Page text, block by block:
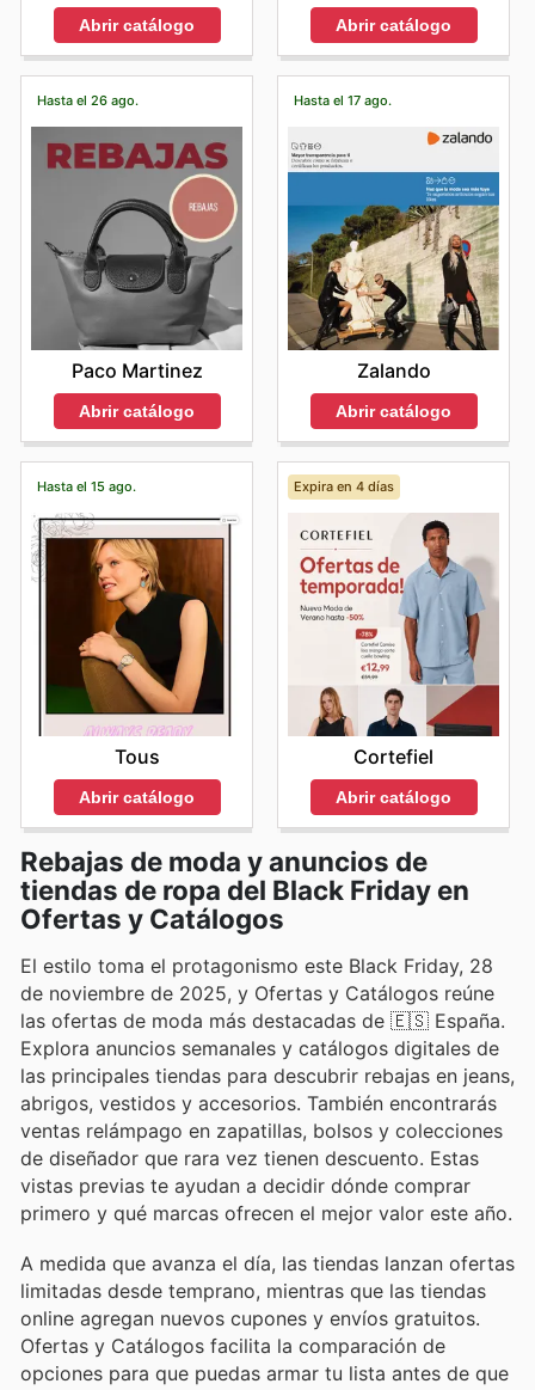
Abrir catálogo Abrir catálogo
Hasta el 26 ago.
Paco Martinez
Abrir catálogo
Hasta el 17 ago.
Zalando
Abrir catálogo
Hasta el 15 ago.
Tous
Abrir catálogo
Expira en 4 días
Cortefiel
Abrir catálogo
Rebajas de moda y anuncios de
tiendas de ropa del Black Friday en
Ofertas y Catálogos
El estilo toma el protagonismo este Black Friday, 28
de noviembre de 2025, y Ofertas y Catálogos reúne
las ofertas de moda más destacadas de 🇪🇸 España.
Explora anuncios semanales y catálogos digitales de
las principales tiendas para descubrir rebajas en jeans,
abrigos, vestidos y accesorios. También encontrarás
ventas relámpago en zapatillas, bolsos y colecciones
de diseñador que rara vez tienen descuento. Estas
vistas previas te ayudan a decidir dónde comprar
primero y qué marcas ofrecen el mejor valor este año.
A medida que avanza el día, las tiendas lanzan ofertas
limitadas desde temprano, mientras que las tiendas
online agregan nuevos cupones y envíos gratuitos.
Ofertas y Catálogos facilita la comparación de
opciones para que puedas armar tu lista antes de que